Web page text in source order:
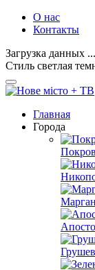
О нас
Контакты
Загрузка данных ...
Стиль светлая
Главная
Города
Покров